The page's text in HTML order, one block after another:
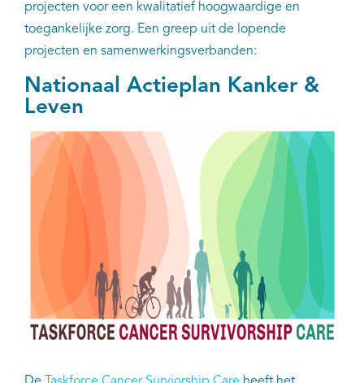
Nieuws
Projecten
Webshop
EN
projecten voor een kwalitatief hoogwaardige en
toegankelijke zorg. Een greep uit de lopende
projecten en samenwerkingsverbanden:
Nationaal Actieplan Kanker &
Leven